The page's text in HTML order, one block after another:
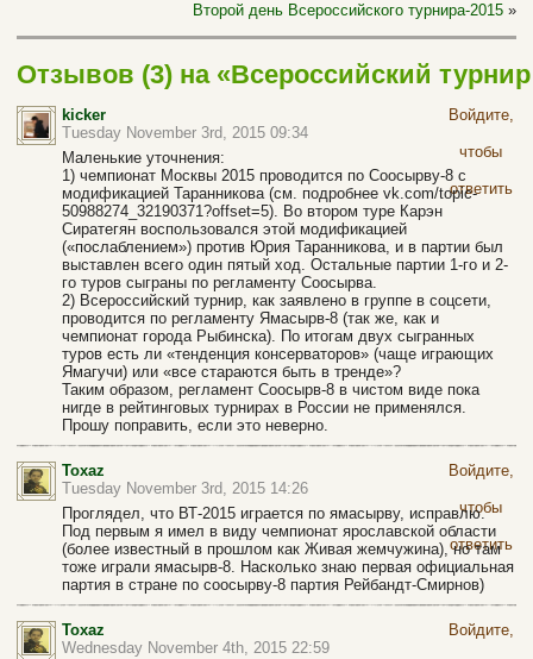
Второй день Всероссийского турнира-2015 »
Отзывов (3) на «Всероссийский турнир
по рэндзю — на старт»
kicker
Tuesday November 3rd, 2015 09:34
Войдите,
чтобы
ответить
Маленькие уточнения:
1) чемпионат Москвы 2015 проводится по Соосырву-8 с
модификацией Таранникова (см. подробнее vk.com/topic-
50988274_32190371?offset=5). Во втором туре Карэн
Сиратегян воспользовался этой модификацией
(«послаблением») против Юрия Таранникова, и в партии был
выставлен всего один пятый ход. Остальные партии 1-го и 2-
го туров сыграны по регламенту Соосырва.
2) Всероссийский турнир, как заявлено в группе в соцсети,
проводится по регламенту Ямасырв-8 (так же, как и
чемпионат города Рыбинска). По итогам двух сыгранных
туров есть ли «тенденция консерваторов» (чаще играющих
Ямагучи) или «все стараются быть в тренде»?
Таким образом, регламент Соосырв-8 в чистом виде пока
нигде в рейтинговых турнирах в России не применялся.
Прошу поправить, если это неверно.
Toxaz
Tuesday November 3rd, 2015 14:26
Войдите,
чтобы
ответить
Проглядел, что ВТ-2015 играется по ямасырву, исправлю.
Под первым я имел в виду чемпионат ярославской области
(более известный в прошлом как Живая жемчужина), но там
тоже играли ямасырв-8. Насколько знаю первая официальная
партия в стране по соосырву-8 партия Рейбандт-Смирнов)
Toxaz
Wednesday November 4th, 2015 22:59
Войдите,